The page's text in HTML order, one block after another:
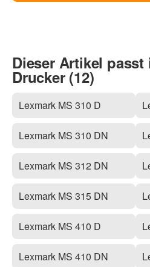
Dieser Artikel
Drucker (12)
Lexmark MS 310 D
Lexmark MS 310 DN
Lexmark MS 312 DN
Lexmark MS 315 DN
Lexmark MS 410 D
Lexmark MS 410 DN